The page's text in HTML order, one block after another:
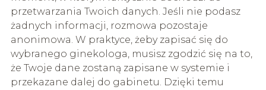
przetwarzania Twoich danych. Jeśli nie podasz
żadnych informacji, rozmowa pozostaje
anonimowa. W praktyce, żeby zapisać się do
wybranego ginekologa, musisz zgodzić się na to,
że Twoje dane zostaną zapisane w systemie i
przekazane dalej do gabinetu. Dzięki temu